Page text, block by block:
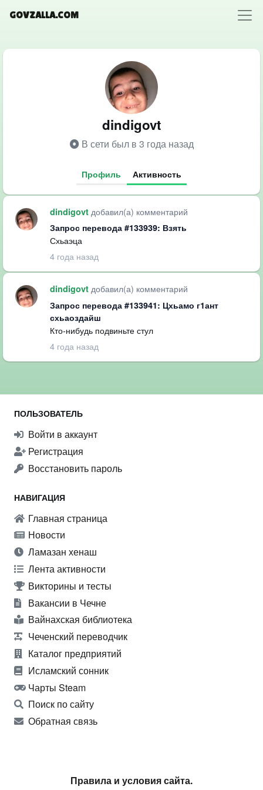
GOVZALLA.COM
dindigovt
В сети был в 3 года назад
Профиль Активность
dindigovt добавил(а) комментарий
Запрос перевода #133939: Взять
Схьаэца
4 года назад
dindigovt добавил(а) комментарий
Запрос перевода #133941: Цхьамо г1ант
схьаоздайш
Кто-нибудь подвиньте стул
4 года назад
ПОЛЬЗОВАТЕЛЬ
Войти в аккаунт
Регистрация
Восстановить пароль
НАВИГАЦИЯ
Главная страница
Новости
Ламазан хенаш
Лента активности
Викторины и тесты
Вакансии в Чечне
Вайнахская библиотека
Чеченский переводчик
Каталог предприятий
Исламский сонник
Чарты Steam
Поиск по сайту
Обратная связь
Правила и условия сайта.